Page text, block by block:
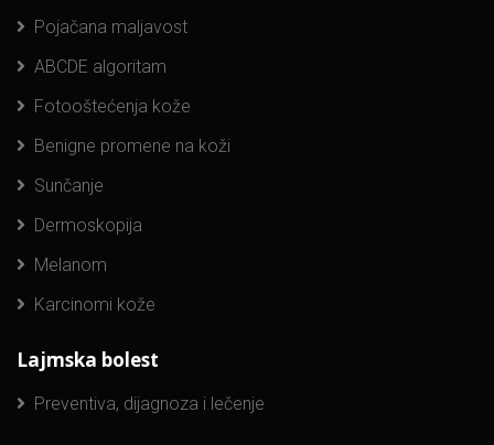
Pojačana maljavost
ABCDE algoritam
Fotooštećenja kože
Benigne promene na koži
Sunčanje
Dermoskopija
Melanom
Karcinomi kože
Lajmska bolest
Preventiva, dijagnoza i lečenje